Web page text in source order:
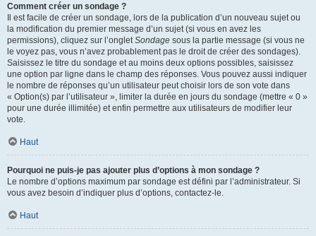
Comment créer un sondage ?
Il est facile de créer un sondage, lors de la publication d’un nouveau sujet ou
la modification du premier message d’un sujet (si vous en avez les
permissions), cliquez sur l’ongletSondage sous la partie message (si vous ne
le voyez pas, vous n’avez probablement pas le droit de créer des sondages).
Saisissez le titre du sondage et au moins deux options possibles, saisissez
une option par ligne dans le champ des réponses. Vous pouvez aussi indiquer
le nombre de réponses qu’un utilisateur peut choisir lors de son vote dans
« Option(s) par l’utilisateur », limiter la durée en jours du sondage (mettre « 0 »
pour une durée illimitée) et enfin permettre aux utilisateurs de modifier leur
vote.
Haut
Pourquoi ne puis-je pas ajouter plus d’options à mon sondage ?
Le nombre d’options maximum par sondage est défini par l’administrateur. Si
vous avez besoin d’indiquer plus d’options, contactez-le.
Haut